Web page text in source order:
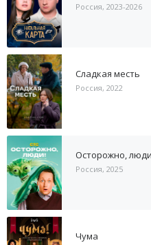
Россия, 2023-2026
Сладкая месть
Россия, 2022
Осторожно, люди
Россия, 2025
Чума